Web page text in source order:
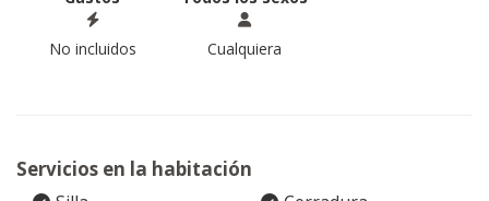
No incluidos Cualquiera
Servicios en la habitación